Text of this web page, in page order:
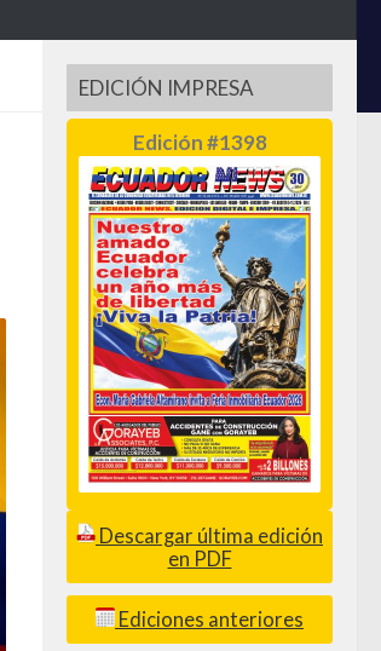
EDICIÓN IMPRESA
Edición #1398
Descargar última edición
en PDF
Ediciones anteriores